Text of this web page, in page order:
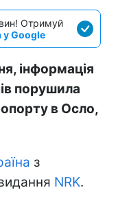
Отримуй
у Google
інформація
порушила
в Осло,
з
NRK.